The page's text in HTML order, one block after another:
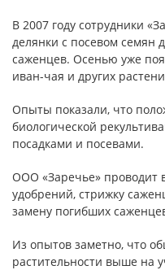
В 2007 году сотрудники
делянки с посевом семян
саженцев. Осенью уже
иван-чая и других
Опыты показали, что
биологической
посадками и посевами.
ООО «Заречье» проводит
удобрений, стрижку
замену погибших
Из опытов заметно, что
растительности выше на